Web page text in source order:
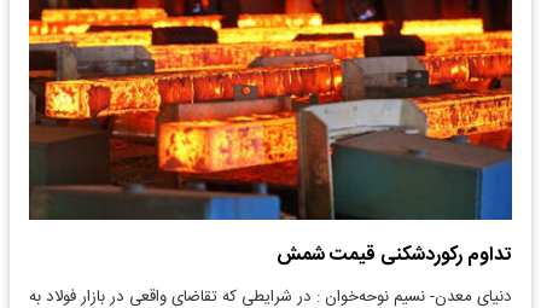
تداوم رکوردشکنی قیمت شمش
دنیای معدن- نسیم نوحه‌خوان : در شرایطی که تقاضای واقعی در بازار فولاد به